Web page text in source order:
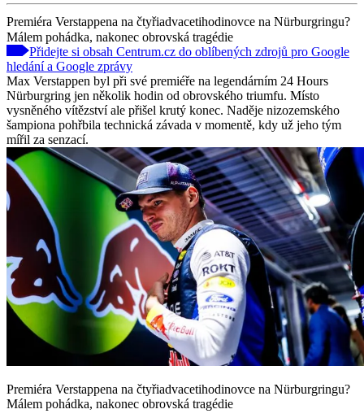
Premiéra Verstappena na čtyřiadvacetihodinovce na Nürburgringu?
Málem pohádka, nakonec obrovská tragédie
Přidejte si obsah Centrum.cz do oblíbených zdrojů pro Google
hledání a Google zprávy
Max Verstappen byl při své premiéře na legendárním 24 Hours
Nürburgring jen několik hodin od obrovského triumfu. Místo
vysněného vítězství ale přišel krutý konec. Naděje nizozemského
šampiona pohřbila technická závada v momentě, kdy už jeho tým
mířil za senzací.
Premiéra Verstappena na čtyřiadvacetihodinovce na Nürburgringu?
Málem pohádka, nakonec obrovská tragédie